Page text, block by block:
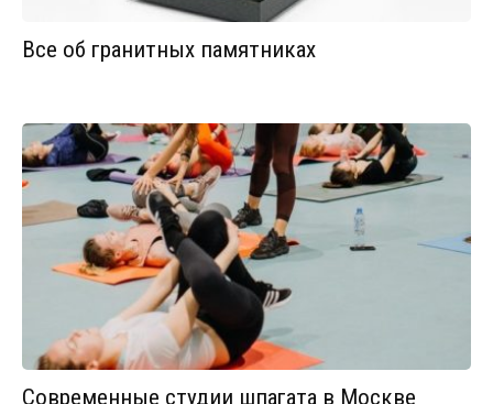
Все об гранитных памятниках
Современные студии шпагата в Москве